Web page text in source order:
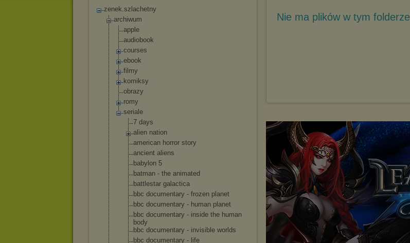
zenek.szlachetny
archiwum
apple
audiobook
courses
ebook
filmy
komiksy
obrazy
romy
seriale
7 days
alien nation
american horror story
ancient aliens
babylon 5
batman - the animated
battlestar galactica
bbc documentary - frozen planet
bbc documentary - human planet
bbc documentary - inside the human
body
bbc documentary - invisible worlds
bbc documentary - life
Nie ma plików w tym folderze